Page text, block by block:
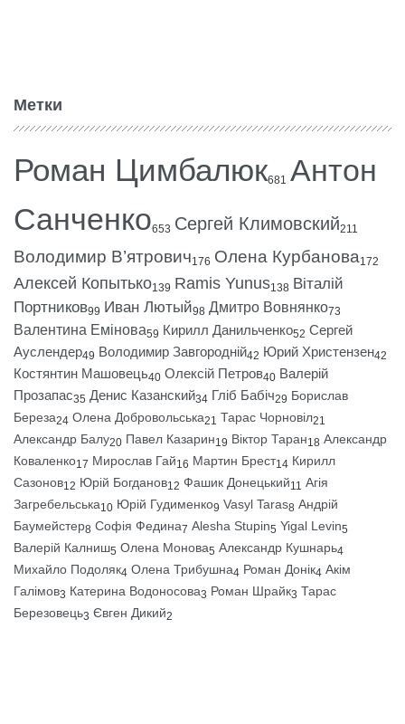
Метки
Роман Цимбалюк681 Антон
Санченко653 Сергей Климовский211
Володимир В’ятрович176 Олена Курбанова172
Алексей Копытько139 Ramis Yunus138 Віталій
Портников99 Иван Лютый98 Дмитро Вовнянко73
Валентина Емінова59 Кирилл Данильченко52 Сергей
Ауслендер49 Володимир Завгородній42 Юрий Христензен42
Костянтин Машовець40 Олексій Петров40 Валерій
Прозапас35 Денис Казанский34 Гліб Бабіч29 Борислав
Береза24 Олена Добровольська21 Тарас Чорновіл21
Александр Балу20 Павел Казарин19 Віктор Таран18 Александр
Коваленко17 Мирослав Гай16 Мартин Брест14 Кирилл
Сазонов12 Юрій Богданов12 Фашик Донецький11 Агія
Загребельська10 Юрій Гудименко9 Vasyl Taras8 Андрій
Баумейстер8 Софія Федина7 Alesha Stupin5 Yigal Levin5
Валерій Калниш5 Олена Монова5 Александр Кушнарь4
Михайло Подоляк4 Олена Трибушна4 Роман Донік4 Акім
Галімов3 Катерина Водоносова3 Роман Шрайк3 Тарас
Березовець3 Євген Дикий2